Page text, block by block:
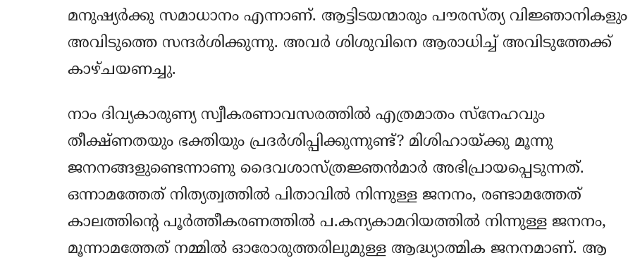
മനുഷ്യര്‍ക്കു സമാധാനം എന്നാണ്. ആട്ടിടയന്മാരും പൗരസ്ത്യ വിജ്ഞാനികളും
അവിടുത്തെ സന്ദര്‍ശിക്കുന്നു. അവര്‍ ശിശുവിനെ ആരാധിച്ച് അവിടുത്തേക്ക്
കാഴ്ചയണച്ചു.
നാം ദിവ്യകാരുണ്യ സ്വീകരണാവസരത്തില്‍ എത്രമാതം സ്നേഹവും
തീക്ഷ്ണതയും ഭക്തിയും പ്രദര്‍ശിപ്പിക്കുന്നുണ്ട്? മിശിഹായ്ക്കു മൂന്നു
ജനനങ്ങളുണ്ടെന്നാണു ദൈവശാസ്ത്രജ്ഞന്‍മാര്‍ അഭിപ്രായപ്പെടുന്നത്.
ഒന്നാമത്തേത് നിത്യത്വത്തില്‍ പിതാവില്‍ നിന്നുള്ള ജനനം, രണ്ടാമത്തേത്
കാലത്തിന്‍റെ പൂര്‍ത്തീകരണത്തില്‍ പ.കന്യകാമറിയത്തില്‍ നിന്നുള്ള ജനനം,
മൂന്നാമത്തേത് നമ്മില്‍ ഓരോരുത്തരിലുമുള്ള ആദ്ധ്യാത്മിക ജനനമാണ്‌. ആ